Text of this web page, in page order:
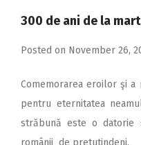
2015
2014
300 de ani de la
Posted on November 26,
Comemorarea eroilor şi
pentru eternitatea
străbună este o datorie
românii de pretutindeni.